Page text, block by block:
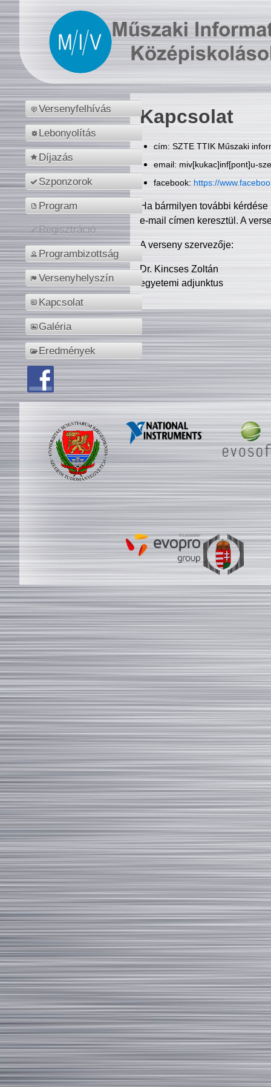
Versenyfelhívás
Lebonyolítás
Díjazás
Szponzorok
Program
Regisztráció
Programbizottság
Versenyhelyszín
Kapcsolat
Galéria
Eredmények
Kapcsolat
cím: SZTE TTIK Műszaki
email: miv[kukac]inf[pont]u-
facebook: https://
Ha bármilyen további
e-mail címen keresztül. A
A verseny szervezője:
Dr. Kincses Zoltán
egyetemi adjunktus